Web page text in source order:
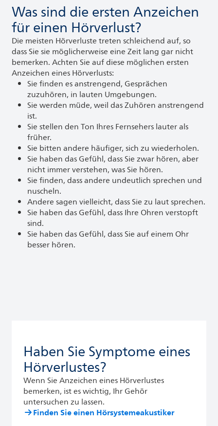
Was sind die ersten Anzeichen
für einen Hörverlust?
Die meisten Hörverluste treten schleichend auf, so
dass Sie sie möglicherweise eine Zeit lang gar nicht
bemerken. Achten Sie auf diese möglichen ersten
Anzeichen eines Hörverlusts:
Sie finden es anstrengend, Gesprächen
zuzuhören, in lauten Umgebungen.
Sie werden müde, weil das Zuhören anstrengend
ist.
Sie stellen den Ton Ihres Fernsehers lauter als
früher.
Sie bitten andere häufiger, sich zu wiederholen.
Sie haben das Gefühl, dass Sie zwar hören, aber
nicht immer verstehen, was Sie hören.
Sie finden, dass andere undeutlich sprechen und
nuscheln.
Andere sagen vielleicht, dass Sie zu laut sprechen.
Sie haben das Gefühl, dass Ihre Ohren verstopft
sind.
Sie haben das Gefühl, dass Sie auf einem Ohr
besser hören.
Haben Sie Symptome eines
Hörverlustes?
Wenn Sie Anzeichen eines Hörverlustes
bemerken, ist es wichtig, Ihr Gehör
untersuchen zu lassen.
Finden Sie einen Hörsystemeakustiker